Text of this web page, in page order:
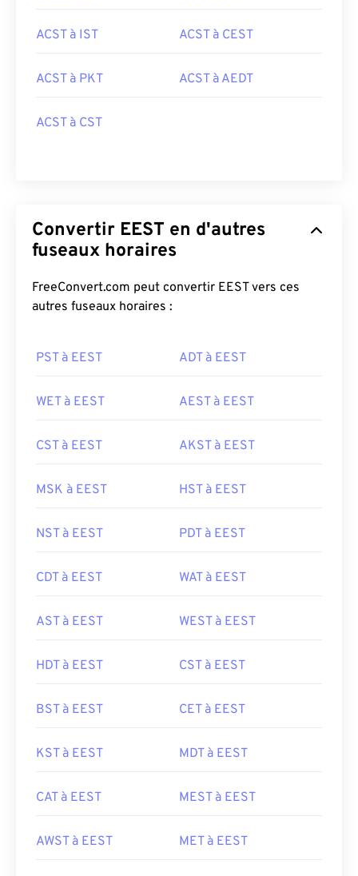
ACST à IST ACST à CEST
ACST à PKT ACST à AEDT
ACST à CST
Convertir EEST en d'autres
fuseaux horaires
FreeConvert.com peut convertir EEST vers ces
autres fuseaux horaires :
PST à EEST ADT à EEST
WET à EEST AEST à EEST
CST à EEST AKST à EEST
MSK à EEST HST à EEST
NST à EEST PDT à EEST
CDT à EEST WAT à EEST
AST à EEST WEST à EEST
HDT à EEST CST à EEST
BST à EEST CET à EEST
KST à EEST MDT à EEST
CAT à EEST MEST à EEST
AWST à EEST MET à EEST